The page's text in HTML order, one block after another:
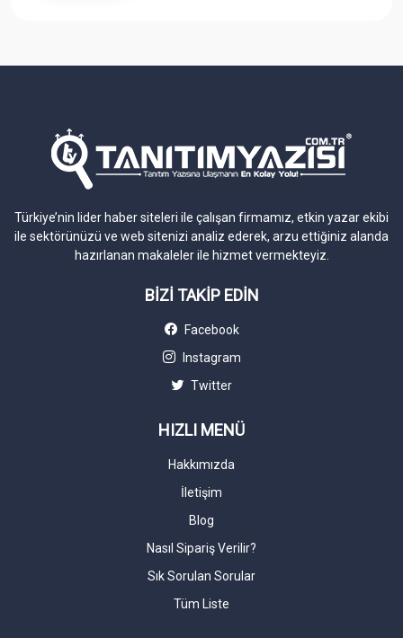
Türkiye’nin lider haber siteleri ile çalışan firmamız, etkin yazar ekibi
ile sektörünüzü ve web sitenizi analiz ederek, arzu ettiğiniz alanda
hazırlanan makaleler ile hizmet vermekteyiz.
BİZİ TAKİP EDİN
Facebook
Instagram
Twitter
HIZLI MENÜ
Hakkımızda
İletişim
Blog
Nasıl Sipariş Verilir?
Sık Sorulan Sorular
Tüm Liste